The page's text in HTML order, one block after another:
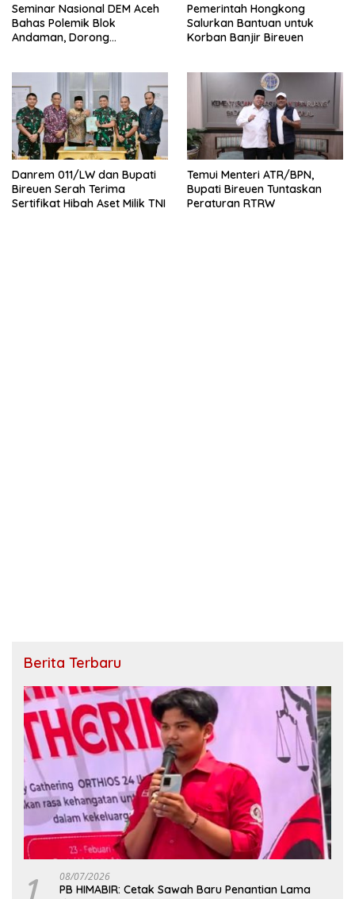
Seminar Nasional DEM Aceh
Bahas Polemik Blok
Andaman, Dorong
Pemerintah Hongkong
Salurkan Bantuan untuk
Korban Banjir Bireuen
Danrem 011/LW dan Bupati
Bireuen Serah Terima
Sertifikat Hibah Aset Milik TNI
Temui Menteri ATR/BPN,
Bupati Bireuen Tuntaskan
Peraturan RTRW
Berita Terbaru
1 08/07/2026
PB HIMABIR: Cetak Sawah Baru Penantian Lama